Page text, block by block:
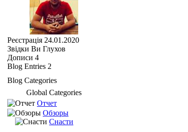
Реєстрація 24.01.2020
Звідки Ви Глухов
Дописи 4
Blog Entries 2
Blog Categories
Global Categories
Отчет
Обзоры
Снасти